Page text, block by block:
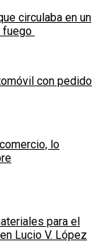
circulaba en un
fuego
con pedido
lo
para el
Lucio V. López